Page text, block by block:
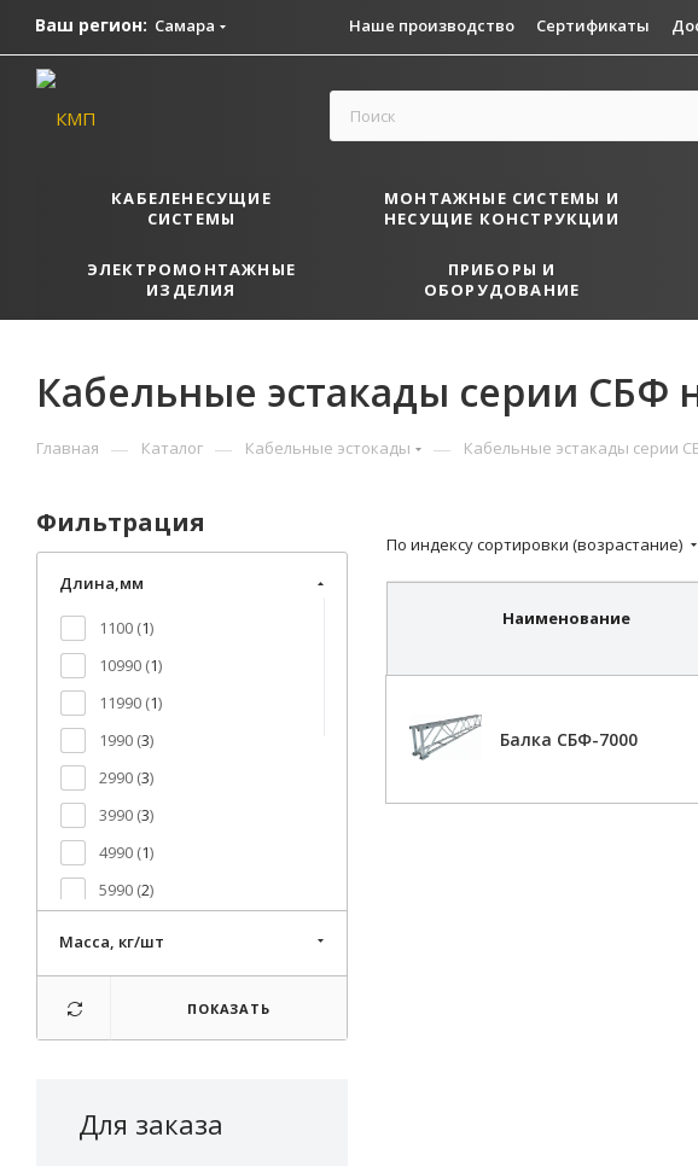
Ваш регион: Самара Наше производство Сертификаты
КАБЕЛЕНЕСУЩИЕ
СИСТЕМЫ
МОНТАЖНЫЕ СИСТЕМЫ И
НЕСУЩИЕ КОНСТРУКЦИИ
ЭЛЕКТРОМОНТАЖНЫЕ
ИЗДЕЛИЯ
ПРИБОРЫ И
ОБОРУДОВАНИЕ
Кабельные эстакады серии
Главная — Каталог — Кабельные эстокады — Кабельные эстакады серии
По индексу сортировки (возрастание)
Наименование
Балка СБФ-7000
Фильтрация
Длина,мм
1100 (1)
10990 (1)
11990 (1)
1990 (3)
2990 (3)
3990 (3)
4990 (1)
5990 (2)
990 (3)
Масса, кг/шт
ПОКАЗАТЬ
Для заказа